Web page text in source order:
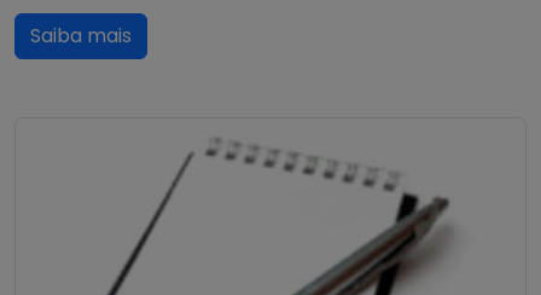
Saiba mais